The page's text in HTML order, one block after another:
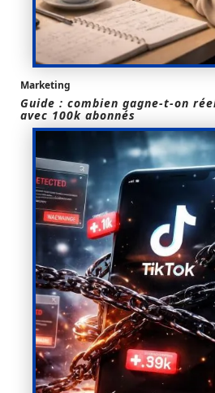
Marketing
Guide : combien gagne-t-on
avec 100k abonnés